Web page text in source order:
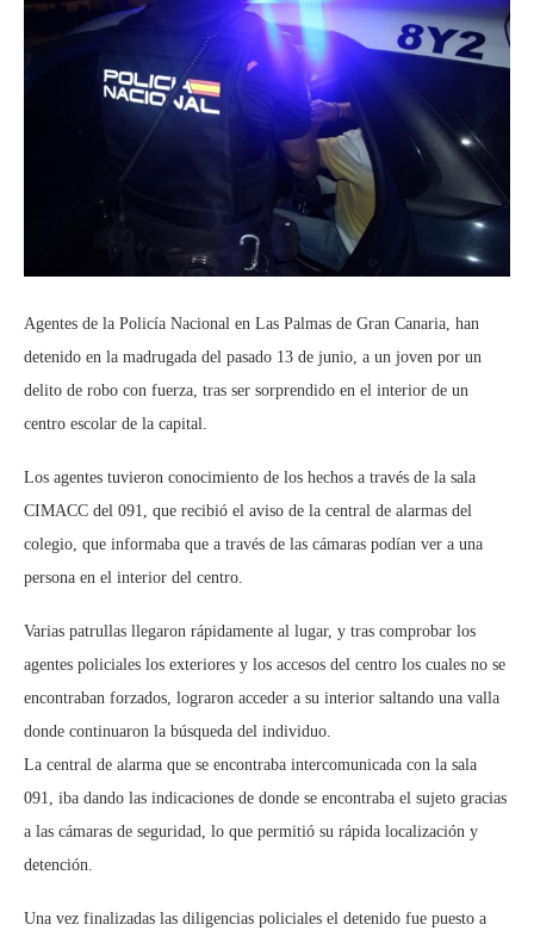
Agentes de la Policía Nacional en Las Palmas de Gran Canaria, han
detenido en la madrugada del pasado 13 de junio, a un joven por un
delito de robo con fuerza, tras ser sorprendido en el interior de un
centro escolar de la capital.
Los agentes tuvieron conocimiento de los hechos a través de la sala
CIMACC del 091, que recibió el aviso de la central de alarmas del
colegio, que informaba que a través de las cámaras podían ver a una
persona en el interior del centro.
Varias patrullas llegaron rápidamente al lugar, y tras comprobar los
agentes policiales los exteriores y los accesos del centro los cuales no se
encontraban forzados, lograron acceder a su interior saltando una valla
donde continuaron la búsqueda del individuo.
La central de alarma que se encontraba intercomunicada con la sala
091, iba dando las indicaciones de donde se encontraba el sujeto gracias
a las cámaras de seguridad, lo que permitió su rápida localización y
detención.
Una vez finalizadas las diligencias policiales el detenido fue puesto a